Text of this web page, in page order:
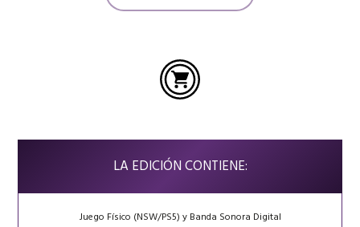
LA EDICIÓN CONTIENE:
Juego Físico (NSW/PS5) y Banda Sonora Digital